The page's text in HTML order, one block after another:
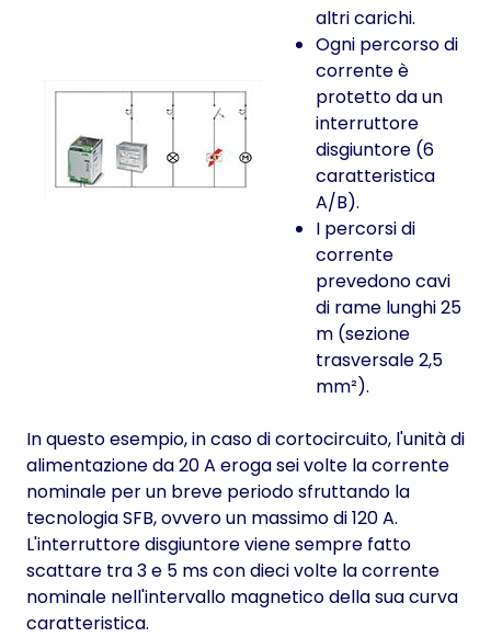
altri carichi.
Ogni percorso di
corrente è
protetto da un
interruttore
disgiuntore (6
caratteristica
A/B).
I percorsi di
corrente
prevedono cavi
di rame lunghi 25
m (sezione
trasversale 2,5
mm²).
In questo esempio, in caso di cortocircuito, l'unità di
alimentazione da 20 A eroga sei volte la corrente
nominale per un breve periodo sfruttando la
tecnologia SFB, ovvero un massimo di 120 A.
L'interruttore disgiuntore viene sempre fatto
scattare tra 3 e 5 ms con dieci volte la corrente
nominale nell'intervallo magnetico della sua curva
caratteristica.